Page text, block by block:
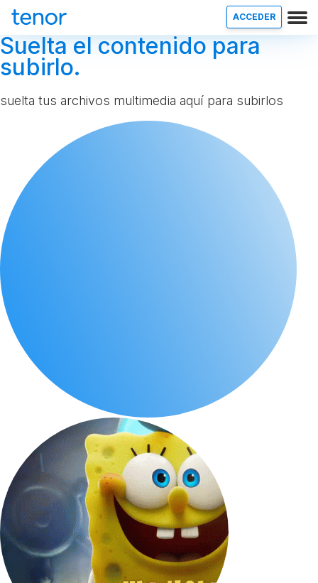
ACCEDER
Suelta el contenido para
subirlo.
suelta tus archivos multimedia aquí para subirlos